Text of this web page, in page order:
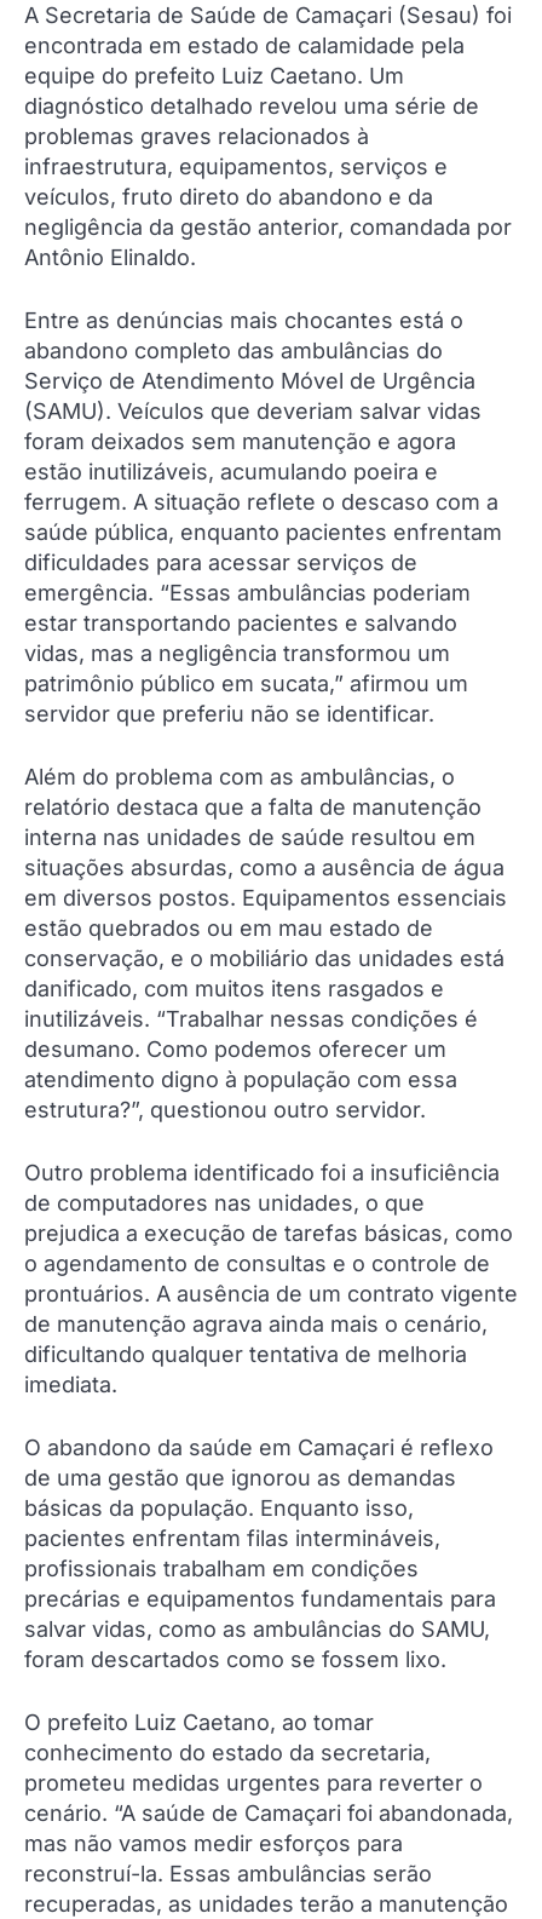
A Secretaria de Saúde de Camaçari (Sesau) foi
encontrada em estado de calamidade pela
equipe do prefeito Luiz Caetano. Um
diagnóstico detalhado revelou uma série de
problemas graves relacionados à
infraestrutura, equipamentos, serviços e
veículos, fruto direto do abandono e da
negligência da gestão anterior, comandada por
Antônio Elinaldo.
Entre as denúncias mais chocantes está o
abandono completo das ambulâncias do
Serviço de Atendimento Móvel de Urgência
(SAMU). Veículos que deveriam salvar vidas
foram deixados sem manutenção e agora
estão inutilizáveis, acumulando poeira e
ferrugem. A situação reflete o descaso com a
saúde pública, enquanto pacientes enfrentam
dificuldades para acessar serviços de
emergência. “Essas ambulâncias poderiam
estar transportando pacientes e salvando
vidas, mas a negligência transformou um
patrimônio público em sucata,” afirmou um
servidor que preferiu não se identificar.
Além do problema com as ambulâncias, o
relatório destaca que a falta de manutenção
interna nas unidades de saúde resultou em
situações absurdas, como a ausência de água
em diversos postos. Equipamentos essenciais
estão quebrados ou em mau estado de
conservação, e o mobiliário das unidades está
danificado, com muitos itens rasgados e
inutilizáveis. “Trabalhar nessas condições é
desumano. Como podemos oferecer um
atendimento digno à população com essa
estrutura?”, questionou outro servidor.
Outro problema identificado foi a insuficiência
de computadores nas unidades, o que
prejudica a execução de tarefas básicas, como
o agendamento de consultas e o controle de
prontuários. A ausência de um contrato vigente
de manutenção agrava ainda mais o cenário,
dificultando qualquer tentativa de melhoria
imediata.
O abandono da saúde em Camaçari é reflexo
de uma gestão que ignorou as demandas
básicas da população. Enquanto isso,
pacientes enfrentam filas intermináveis,
profissionais trabalham em condições
precárias e equipamentos fundamentais para
salvar vidas, como as ambulâncias do SAMU,
foram descartados como se fossem lixo.
O prefeito Luiz Caetano, ao tomar
conhecimento do estado da secretaria,
prometeu medidas urgentes para reverter o
cenário. “A saúde de Camaçari foi abandonada,
mas não vamos medir esforços para
reconstruí-la. Essas ambulâncias serão
recuperadas, as unidades terão a manutenção